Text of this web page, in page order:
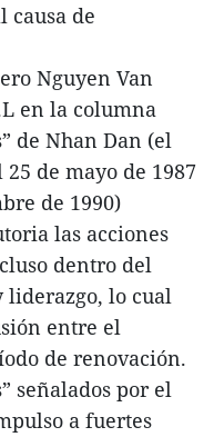
causa de
Nguyen Van
en la columna
de Nhan Dan (el
de mayo de 1987
de 1990)
las acciones
dentro del
liderazgo, lo cual
entre el
de renovación.
señalados por el
a fuertes